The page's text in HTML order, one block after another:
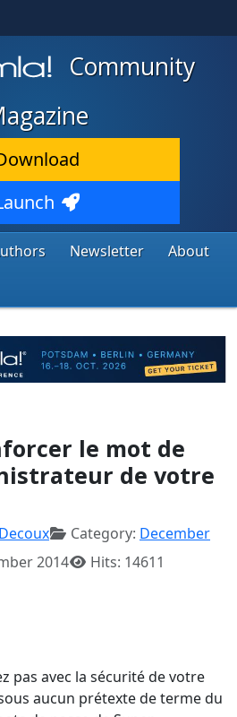
Community
Newsletter
About
le mot de
de votre
Category: December
2014
Hits: 14611
pas avec la sécurité de votre
aucun prétexte de terme du